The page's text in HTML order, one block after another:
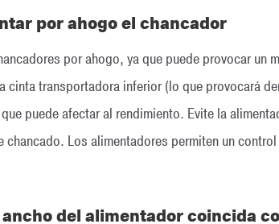
por ahogo el chancador
por ahogo, ya que puede provocar un
cinta transportadora inferior (lo que provocará
puede afectar al rendimiento. Evite la
chancado. Los alimentadores permiten un
del alimentador coincida